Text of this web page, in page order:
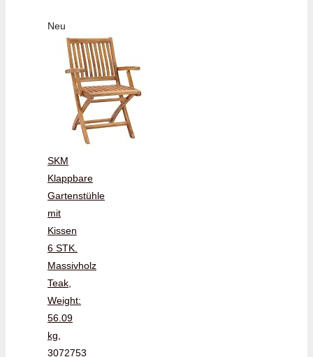
Neu
SKM
Klappbare
Gartenstühle
mit
Kissen
6 STK.
Massivholz
Teak,
Weight:
56.09
kg,
3072753